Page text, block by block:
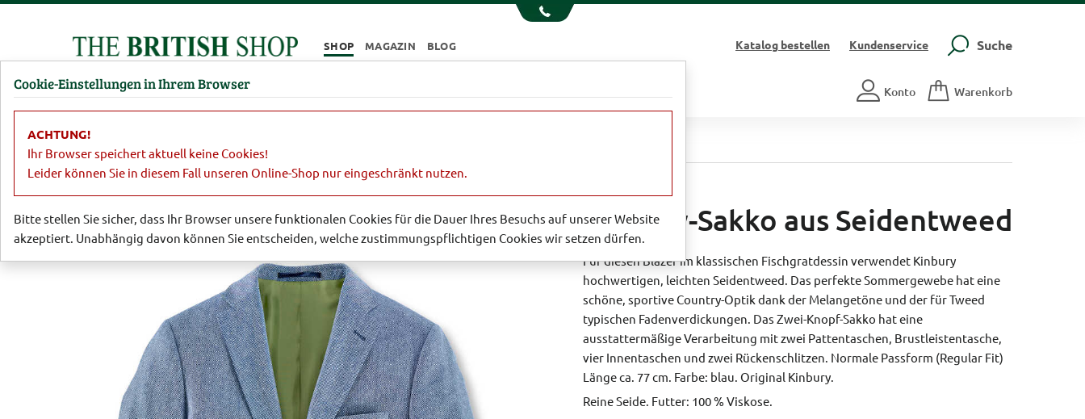
SHOP MAGAZIN BLOG Katalogbestellen Kundenservice Suche
Damen Herren Barbour Parfümerie Konto Warenkorb
Kinbury-Sakko aus Seidentweed
Für diesen Blazer im klassischen Fischgratdessin verwendet Kinbury
hochwertigen, leichten Seidentweed. Das perfekte Sommergewebe hat eine
schöne, sportive Country-Optik dank der Melangetöne und der für Tweed
typischen Fadenverdickungen. Das Zwei-Knopf-Sakko hat eine
ausstattermäßige Verarbeitung mit zwei Pattentaschen, Brustleistentasche,
vier Innentaschen und zwei Rückenschlitzen. Normale Passform (Regular Fit)
Länge ca. 77 cm. Farbe: blau. Original Kinbury.
Reine Seide. Futter: 100 % Viskose.
Cookie-Einstellungen in Ihrem Browser
ACHTUNG!
Ihr Browser speichert aktuell keine Cookies!
Leider können Sie in diesem Fall unseren Online-Shop nur eingeschränkt nutzen.
Bitte stellen Sie sicher, dass Ihr Browser unsere funktionalen Cookies für die Dauer Ihres Besuchs auf unserer Website
akzeptiert. Unabhängig davon können Sie entscheiden, welche zustimmungspflichtigen Cookies wir setzen dürfen.